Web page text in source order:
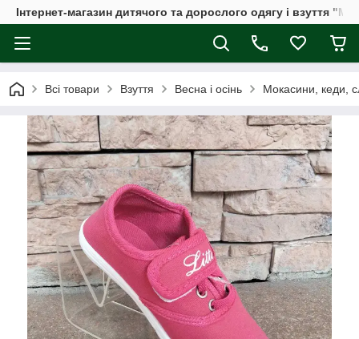
Інтернет-магазин дитячого та дорослого одягу і взуття
Всі товари Взуття Весна і осінь Мокасини, кеди,